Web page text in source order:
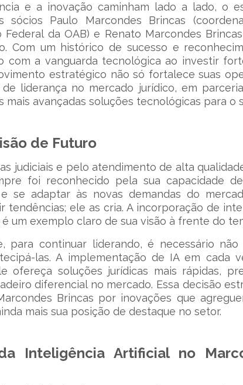
e a inovação caminham lado a lado, o
sócios Paulo Marcondes Brincas
da OAB) e Renato Marcondes
Com um histórico de sucesso e
com a vanguarda tecnológica ao investir
estratégico não só fortalece suas
liderança no mercado jurídico, em
mais avançadas soluções tecnológicas para o
de Futuro
judiciais e pelo atendimento de alta
foi reconhecido pela sua capacidade
se adaptar às novas demandas do
ele as cria. A incorporação de
um exemplo claro de sua visão à frente do
para continuar liderando, é necessário não
las. A implementação de IA em cada
ofereça soluções jurídicas mais rápidas,
diferencial no mercado. Essa decisão
Brincas por inovações que
mais sua posição de destaque no setor.
Inteligência Artificial no